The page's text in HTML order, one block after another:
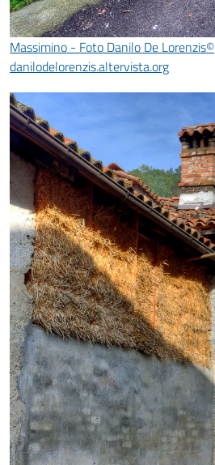
Massimino - Foto Danilo De Lorenzis©
danilodelorenzis.altervista.org